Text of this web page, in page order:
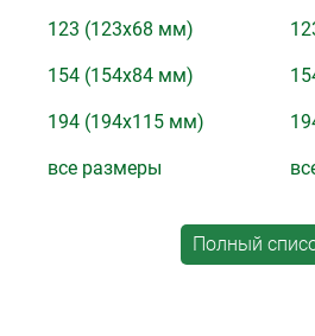
123 (123x68 мм)
154 (154x84 мм)
194 (194x115 мм)
все размеры